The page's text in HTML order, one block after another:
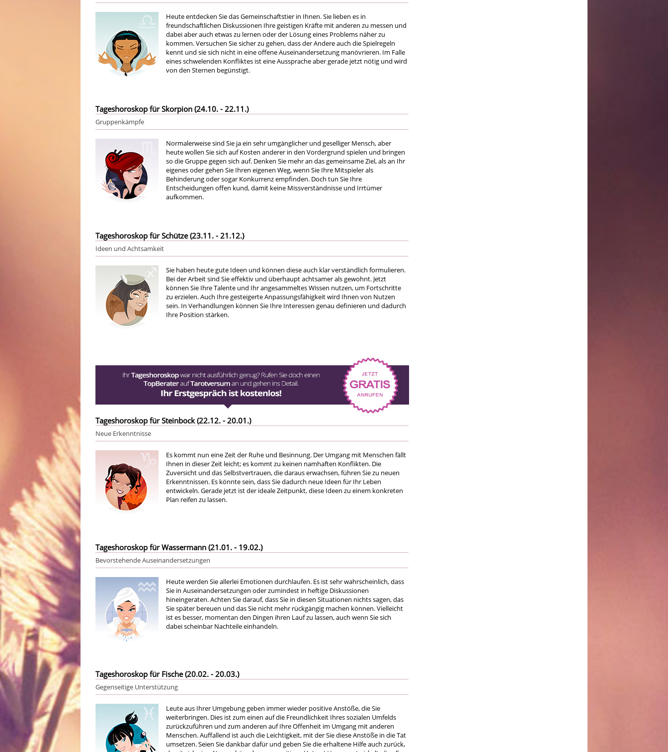
Heute entdecken Sie das Gemeinschaftstier in Ihnen. Sie lieben es in
freundschaftlichen Diskussionen Ihre geistigen Kräfte mit anderen zu messen und
dabei aber auch etwas zu lernen oder der Lösung eines Problems näher zu
kommen. Versuchen Sie sicher zu gehen, dass der Andere auch die Spielregeln
kennt und sie sich nicht in eine offene Auseinandersetzung manövrieren. Im Falle
eines schwelenden Konfliktes ist eine Aussprache aber gerade jetzt nötig und wird
von den Sternen begünstigt.
Tageshoroskop für Skorpion (24.10. - 22.11.)
Gruppenkämpfe
Normalerweise sind Sie ja ein sehr umgänglicher und geselliger Mensch, aber
heute wollen Sie sich auf Kosten anderer in den Vordergrund spielen und bringen
so die Gruppe gegen sich auf. Denken Sie mehr an das gemeinsame Ziel, als an Ihr
eigenes oder gehen Sie Ihren eigenen Weg, wenn Sie Ihre Mitspieler als
Behinderung oder sogar Konkurrenz empfinden. Doch tun Sie Ihre
Entscheidungen offen kund, damit keine Missverständnisse und Irrtümer
aufkommen.
Tageshoroskop für Schütze (23.11. - 21.12.)
Ideen und Achtsamkeit
Sie haben heute gute Ideen und können diese auch klar verständlich formulieren.
Bei der Arbeit sind Sie effektiv und überhaupt achtsamer als gewohnt. Jetzt
können Sie Ihre Talente und Ihr angesammeltes Wissen nutzen, um Fortschritte
zu erzielen. Auch Ihre gesteigerte Anpassungsfähigkeit wird Ihnen von Nutzen
sein. In Verhandlungen können Sie Ihre Interessen genau definieren und dadurch
Ihre Position stärken.
Tageshoroskop für Steinbock (22.12. - 20.01.)
Neue Erkenntnisse
Es kommt nun eine Zeit der Ruhe und Besinnung. Der Umgang mit Menschen fällt
Ihnen in dieser Zeit leicht; es kommt zu keinen namhaften Konflikten. Die
Zuversicht und das Selbstvertrauen, die daraus erwachsen, führen Sie zu neuen
Erkenntnissen. Es könnte sein, dass Sie dadurch neue Ideen für Ihr Leben
entwickeln. Gerade jetzt ist der ideale Zeitpunkt, diese Ideen zu einem konkreten
Plan reifen zu lassen.
Tageshoroskop für Wassermann (21.01. - 19.02.)
Bevorstehende Auseinandersetzungen
Heute werden Sie allerlei Emotionen durchlaufen. Es ist sehr wahrscheinlich, dass
Sie in Auseinandersetzungen oder zumindest in heftige Diskussionen
hineingeraten. Achten Sie darauf, dass Sie in diesen Situationen nichts sagen, das
Sie später bereuen und das Sie nicht mehr rückgängig machen können. Vielleicht
ist es besser, momentan den Dingen ihren Lauf zu lassen, auch wenn Sie sich
dabei scheinbar Nachteile einhandeln.
Tageshoroskop für Fische (20.02. - 20.03.)
Gegenseitige Unterstützung
Leute aus Ihrer Umgebung geben immer wieder positive Anstöße, die Sie
weiterbringen. Dies ist zum einen auf die Freundlichkeit Ihres sozialen Umfelds
zurückzuführen und zum anderen auf Ihre Offenheit im Umgang mit anderen
Menschen. Auffallend ist auch die Leichtigkeit, mit der Sie diese Anstöße in die Tat
umsetzen. Seien Sie dankbar dafür und geben Sie die erhaltene Hilfe auch zurück,